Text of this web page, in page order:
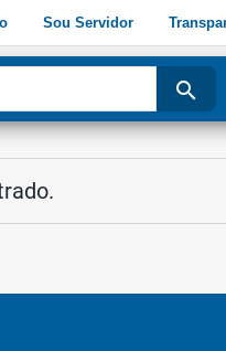
Sou Servidor
search